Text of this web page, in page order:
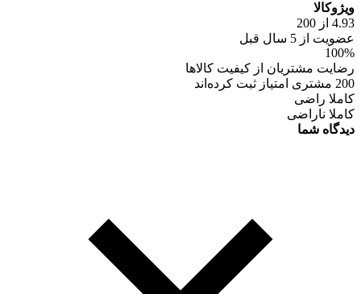
ویژوکالا
4.93 از 200
عضویت از 5 سال قبل
100%
رضایت مشتریان از کیفیت کالاها
200 مشتری امتیاز ثبت کرده‌اند
کاملا راضی
کاملا ناراضی
دیدگاه شما